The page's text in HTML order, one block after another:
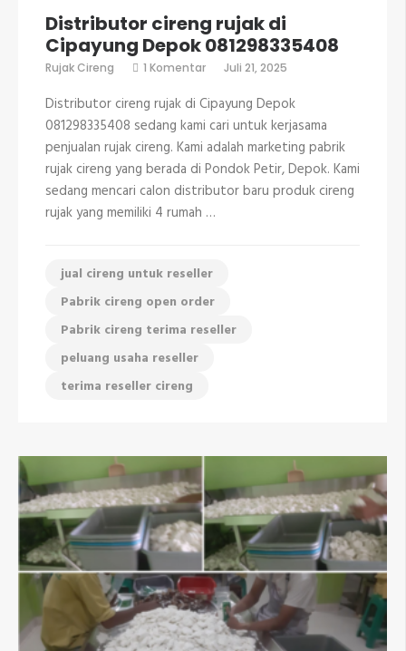
Distributor cireng rujak di
Cipayung Depok 081298335408
Rujak Cireng 1 Komentarpada
rujak
di
Cipayung
Depok
081298335408
Juli 21, 2025
Distributor cireng rujak di Cipayung Depok
081298335408 sedang kami cari untuk kerjasama
penjualan rujak cireng. Kami adalah marketing pabrik
rujak cireng yang berada di Pondok Petir, Depok. Kami
sedang mencari calon distributor baru produk cireng
rujak yang memiliki 4 rumah …
jual cireng untuk reseller
Pabrik cireng open order
Pabrik cireng terima reseller
peluang usaha reseller
terima reseller cireng